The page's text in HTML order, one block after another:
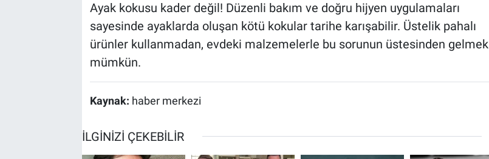
Ayak kokusu kader değil! Düzenli bakım ve doğru hijyen uygulamaları
sayesinde ayaklarda oluşan kötü kokular tarihe karışabilir. Üstelik pahalı
ürünler kullanmadan, evdeki malzemelerle bu sorunun üstesinden gelmek
mümkün.
Kaynak: haber merkezi